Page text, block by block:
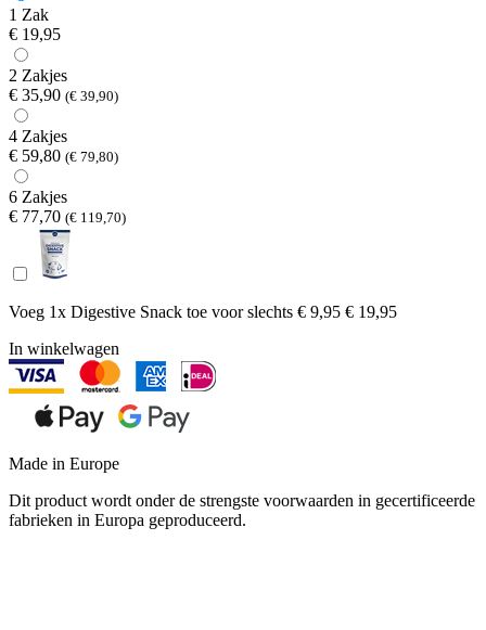
1 Zak
€ 19,95
2 Zakjes
€ 35,90 (€ 39,90)
4 Zakjes
€ 59,80 (€ 79,80)
6 Zakjes
€ 77,70 (€ 119,70)
Voeg 1x Digestive Snack toe voorslechts € 9,95 € 19,95
In winkelwagen
Made in Europe
Dit product wordt onder de strengste voorwaarden in gecertificeerde
fabrieken in Europa geproduceerd.